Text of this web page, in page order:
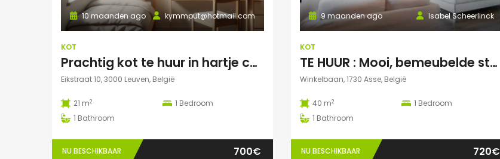
kymmput@hotmail.com
10 maanden ago
KOT
Prachtig kot te huur in hartje centrum Leuven
Eikstraat 10, 3000 Leuven, België
21 m2 1 Bedroom
1 Bathroom
NU BESCHIKBAAR 700€
Isabel Scheerlinck
9 maanden ago
KOT
TE HUUR : Mooi, bemeubelde studentenstudio te Asse
Winkelbaan, 1730 Asse, België
40 m2 1 Bedroom
1 Bathroom
NU BESCHIKBAAR 720€